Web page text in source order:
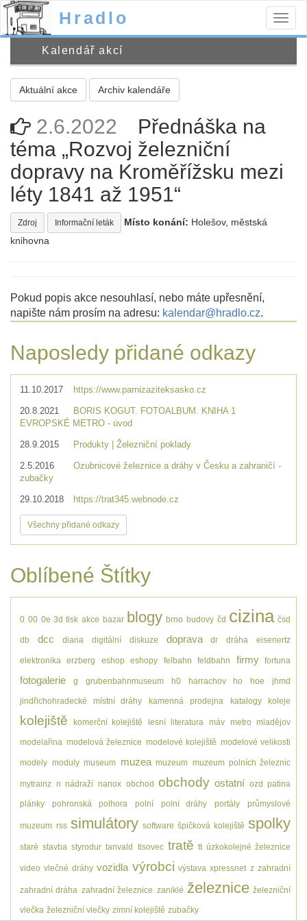
Hradlo
Kalendář akcí
Aktuální akce Archiv kalendáře
2.6.2022
Přednáška na
téma „Rozvoj železniční
dopravy na Kroměřížsku mezi
léty 1841 až 1951“
Zdroj Informační leták Místo konání: Holešov, městská
knihovna
Pokud popis akce nesouhlasí, nebo máte upřesnění,
napište nám prosím na adresu: kalendar@hradlo.cz.
Naposledy přidané odkazy
11.10.2017 https://www.parnizaziteksasko.cz
20.8.2021
BORIS KOGUT. FOTOALBUM. KNIHA 1
EVROPSKÉ METRO - úvod
28.9.2015 Produkty | Železniční poklady
2.5.2016
Ozubnicové železnice a dráhy v Česku a zahraničí -
zubačky
29.10.2018 https://trat345.webnode.cz
Všechny přidané odkazy
Oblíbené Štítky
0 00 0e 3d tisk akce bazar blogy brno budovy čd cizina čsd
db dcc diana digitální diskuze doprava dr dráha eisenertz
elektronika erzberg eshop eshopy felbahn feldbahn firmy fortuna
fotogalerie g grubenbahnmuseum h0 harrachov ho hoe jhmd
jindřichohradecké místní dráhy kamenná prodejna katalogy koleje
kolejiště komerční kolejiště lesní literatura máv metro mladějov
modelařina modelová železnice modelové kolejiště modelové velikosti
modely moduly museum muzea muzeum muzeum polních železnic
mytrainz n nádraží nanox obchod obchody ostatní ozd patina
plánky pohronská polhora polní polní dráhy portály průmyslové
muzeum rss simulátory software špičková kolejiště spolky
staré stavba styrodur tanvald tisovec tratě tt úzkokolejné železnice
video vlečné dráhy vozidla výrobci výstava xpressnet z zahradní
zahradní dráha zahradní železnice zaniklé železnice železniční
vlečka železniční vlečky zimní kolejiště zubačky